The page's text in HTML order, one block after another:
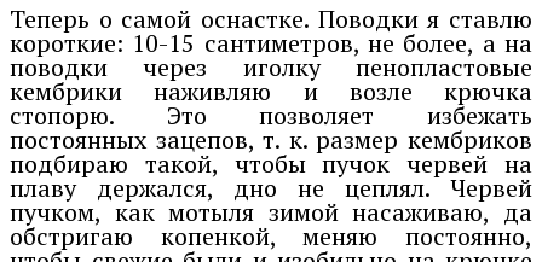
Теперь о самой оснастке. Поводки я ставлю
короткие: 10-15 сантиметров, не более, а на
поводки через иголку пенопластовые
кембрики наживляю и возле крючка
стопорю. Это позволяет избежать
постоянных зацепов, т. к. размер кембриков
подбираю такой, чтобы пучок червей на
плаву держался, дно не цеплял. Червей
пучком, как мотыля зимой насаживаю, да
обстригаю копенкой, меняю постоянно,